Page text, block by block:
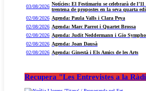
03/08/2026 Notícies: El Festimariu se celebrarà de
trentena de propostes en la seva quarta
02/08/2026 Agenda: Paula Valls i Clara Peya
02/08/2026 Agenda: Marc Parrot i Quartet Brossa
02/08/2026 Agenda: Judit Neddermann i Gio
02/08/2026 Agenda: Joan Dausà
02/08/2026 Agenda: Ginestà i Els Amics de les Arts
Recupera "Les Entrevistes a la